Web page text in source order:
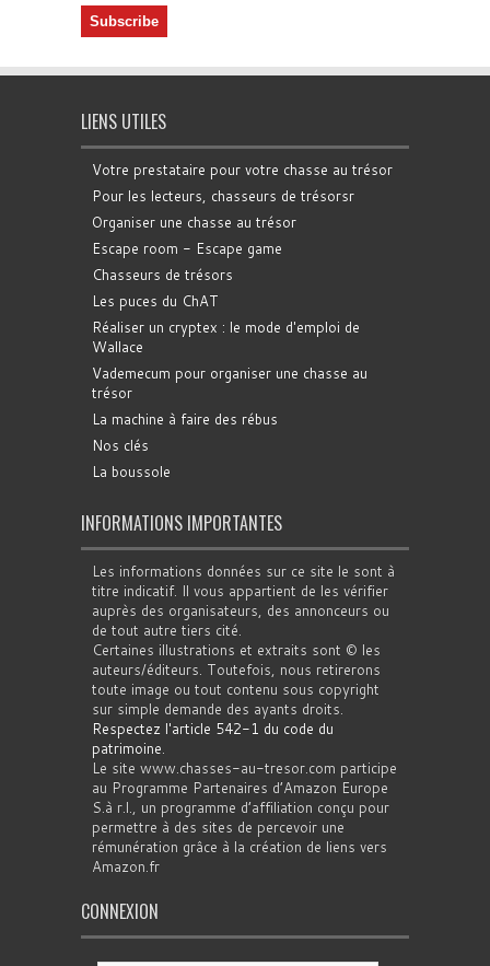
LIENS UTILES
Votre prestataire pour votre chasse au trésor
Pour les lecteurs, chasseurs de trésorsr
Organiser une chasse au trésor
Escape room - Escape game
Chasseurs de trésors
Les puces du ChAT
Réaliser un cryptex : le mode d'emploi de
Wallace
Vademecum pour organiser une chasse au
trésor
La machine à faire des rébus
Nos clés
La boussole
INFORMATIONS IMPORTANTES
Les informations données sur ce site le sont à
titre indicatif. Il vous appartient de les vérifier
auprès des organisateurs, des annonceurs ou
de tout autre tiers cité.
Certaines illustrations et extraits sont © les
auteurs/éditeurs. Toutefois, nous retirerons
toute image ou tout contenu sous copyright
sur simple demande des ayants droits.
Respectez l'article 542-1 du code du
patrimoine.
Le site www.chasses-au-tresor.com participe
au Programme Partenaires d’Amazon Europe
S.à r.l., un programme d’affiliation conçu pour
permettre à des sites de percevoir une
rémunération grâce à la création de liens vers
Amazon.fr
CONNEXION